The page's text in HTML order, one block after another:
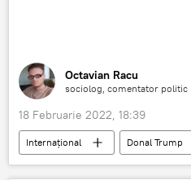
Octavian Racu
sociolog, comentator politic
18 Februarie 2022, 18:39
Internațional Donal Trump
rețele de socializare
Postare